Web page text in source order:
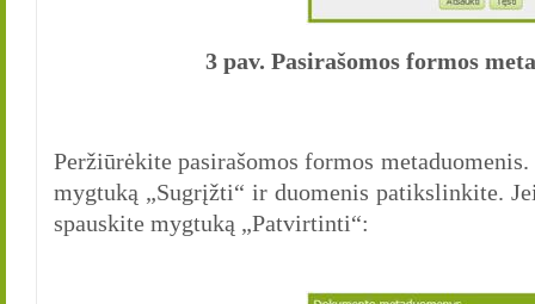
3 pav. Pasirašomos formos
Peržiūrėkite pasirašomos formos
mygtuką „Sugrįžti“ ir duomenis patikslinkite.
spauskite mygtuką „Patvirtinti“: